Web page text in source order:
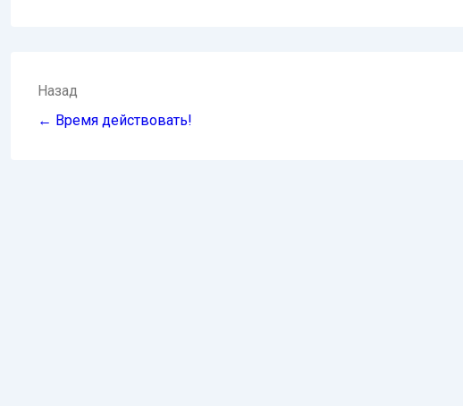
Навигация
по
Назад
← Время действовать!